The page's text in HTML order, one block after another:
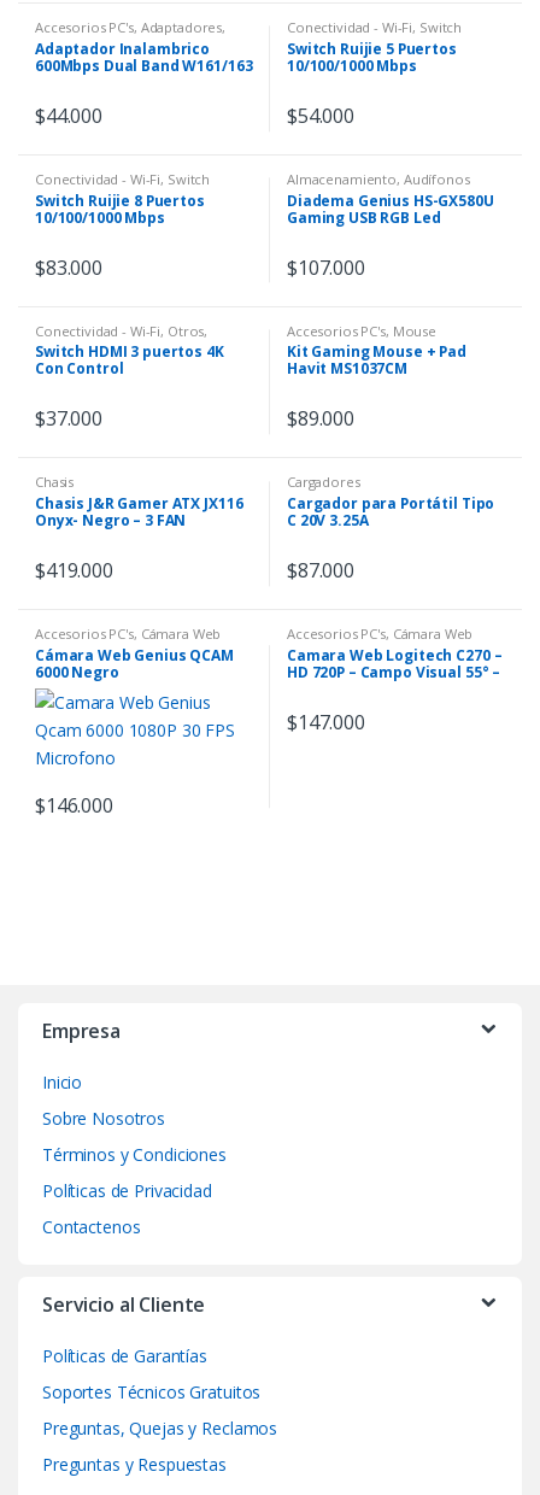
Accesorios PC's, Adaptadores,
Conectividad - Wi-Fi
Adaptador Inalambrico
600Mbps Dual Band W161/163
$44.000
Conectividad - Wi-Fi, Switch
Switch Ruijie 5 Puertos
10/100/1000 Mbps
$54.000
Conectividad - Wi-Fi, Switch
Switch Ruijie 8 Puertos
10/100/1000 Mbps
$83.000
Almacenamiento, Audífonos
Gamer
Diadema Genius HS-GX580U
Gaming USB RGB Led
$107.000
Conectividad - Wi-Fi, Otros,
Portátiles - Componentes , Switch
Switch HDMI 3 puertos 4K
Con Control
$37.000
Accesorios PC's, Mouse
Kit Gaming Mouse + Pad
Havit MS1037CM
$89.000
Chasis
Chasis J&R Gamer ATX JX116
Onyx- Negro – 3 FAN
$419.000
Cargadores
Cargador para Portátil Tipo
C 20V 3.25A
$87.000
Accesorios PC's, Cámara Web
Cámara Web Genius QCAM
6000 Negro
$146.000
Accesorios PC's, Cámara Web
Camara Web Logitech C270 –
HD 720P – Campo Visual 55° –
$147.000
Empresa
Inicio
Sobre Nosotros
Términos y Condiciones
Políticas de Privacidad
Contactenos
Servicio al Cliente
Políticas de Garantías
Soportes Técnicos Gratuitos
Preguntas, Quejas y Reclamos
Preguntas y Respuestas